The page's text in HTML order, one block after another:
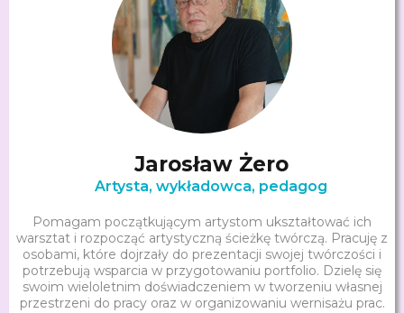
Jarosław Żero
Artysta, wykładowca, pedagog
Pomagam początkującym artystom ukształtować ich
warsztat i rozpocząć artystyczną ścieżkę twórczą. Pracuję z
osobami, które dojrzały do prezentacji swojej twórczości i
potrzebują wsparcia w przygotowaniu portfolio. Dzielę się
swoim wieloletnim doświadczeniem w tworzeniu własnej
przestrzeni do pracy oraz w organizowaniu wernisażu prac.